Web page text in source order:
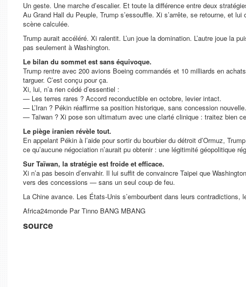
Un geste. Une marche d’escalier. Et toute la différence entre deux
Au Grand Hall du Peuple, Trump s’essouffle. Xi s’arrête, se retourne, et
scène calculée.
Trump aurait accéléré. Xi ralentit. L’un joue la domination. L’autre joue la
pas seulement à Washington.
Le bilan du sommet est sans équivoque.
Trump rentre avec 200 avions Boeing commandés et 10 milliards en
targuer. C’est conçu pour ça.
Xi, lui, n’a rien cédé d’essentiel :
— Les terres rares ? Accord reconductible en octobre, levier intact.
— L’Iran ? Pékin réaffirme sa position historique, sans concession nouvelle.
— Taïwan ? Xi pose son ultimatum avec une clarté clinique : traitez bien
Le piège iranien révèle tout.
En appelant Pékin à l’aide pour sortir du bourbier du détroit d’Ormuz,
ce qu’aucune négociation n’aurait pu obtenir : une légitimité géopolitique
Sur Taïwan, la stratégie est froide et efficace.
Xi n’a pas besoin d’envahir. Il lui suffit de convaincre Taipei que
vers des concessions — sans un seul coup de feu.
La Chine avance. Les États-Unis s’embourbent dans leurs
Africa24monde Par Tinno BANG MBANG
source